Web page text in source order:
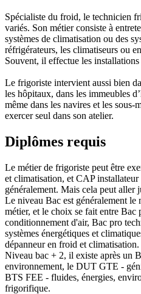
Spécialiste du froid, le technicien
variés. Son métier consiste à
systèmes de climatisation ou des
réfrigérateurs, les climatiseurs ou
Souvent, il effectue les
Le frigoriste intervient aussi bien
les hôpitaux, dans les immeubles
même dans les navires et les sous-
exercer seul dans son atelier.
Diplômes requis
Le métier de frigoriste peut être
et climatisation, et CAP
généralement. Mais cela peut aller
Le niveau Bac est généralement le
métier, et le choix se fait entre
conditionnement d'air, Bac pro
systèmes énergétiques et
dépanneur en froid et climatisation.
Niveau bac + 2, il existe après un
environnement, le DUT GTE -
BTS FEE - fluides, énergies,
frigorifique.